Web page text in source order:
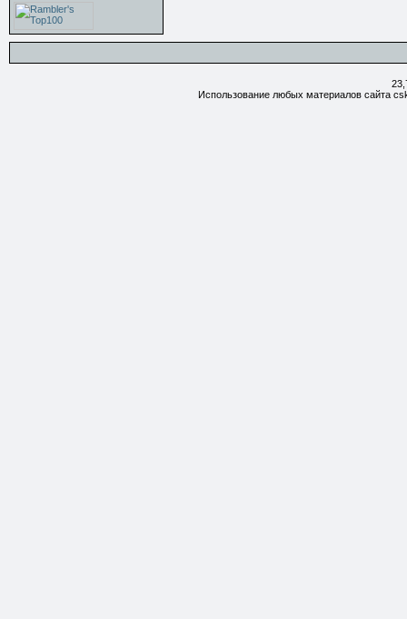
Использование любых материалов сайта